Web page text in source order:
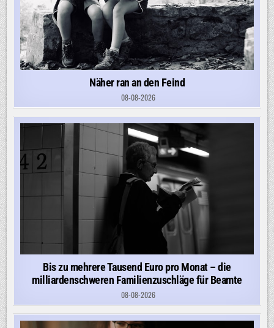
Näher ran an den Feind
08-08-2026
Bis zu mehrere Tausend Euro pro Monat – die
milliardenschweren Familienzuschläge für Beamte
08-08-2026